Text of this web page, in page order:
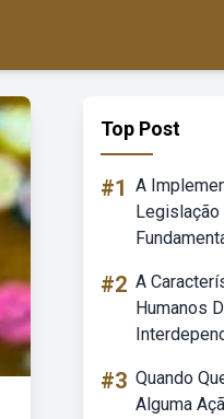
Top Post
#1 A
Legislação
#2 A
Humanos
#3 Quando
Alguma